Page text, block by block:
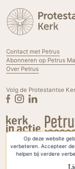
Op deze website
verbeteren. Accepteer de
helpen bij verdere
Contact met Petrus
Abonneren op Petrus
Over Petrus
Volg de Protestantse
Privacyverklaring &